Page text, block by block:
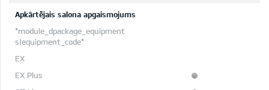
Apkārtējais salona apgaismojums